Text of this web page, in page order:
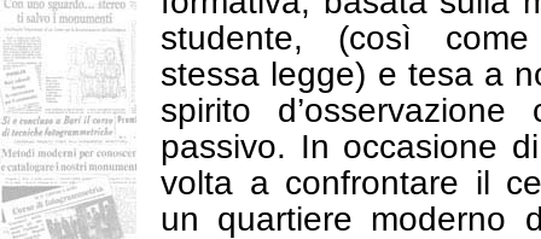
studente, (così
stessa legge) e tesa a
spirito
passivo. In occasione
volta a confrontare il
un quartiere moderno